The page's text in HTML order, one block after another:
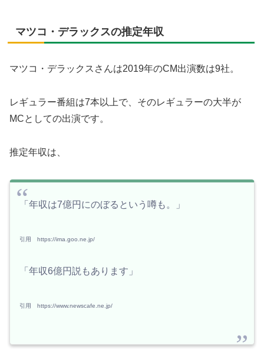
マツコ・デラックスの推定年収
マツコ・デラックスさんは2019年のCM出演数は9社。
レギュラー番組は7本以上で、そのレギュラーの大半が
MCとしての出演です。
推定年収は、
「年収は7億円にのぼるという噂も。」
引用 https://ima.goo.ne.jp/
「年収6億円説もあります」
引用 https://www.newscafe.ne.jp/